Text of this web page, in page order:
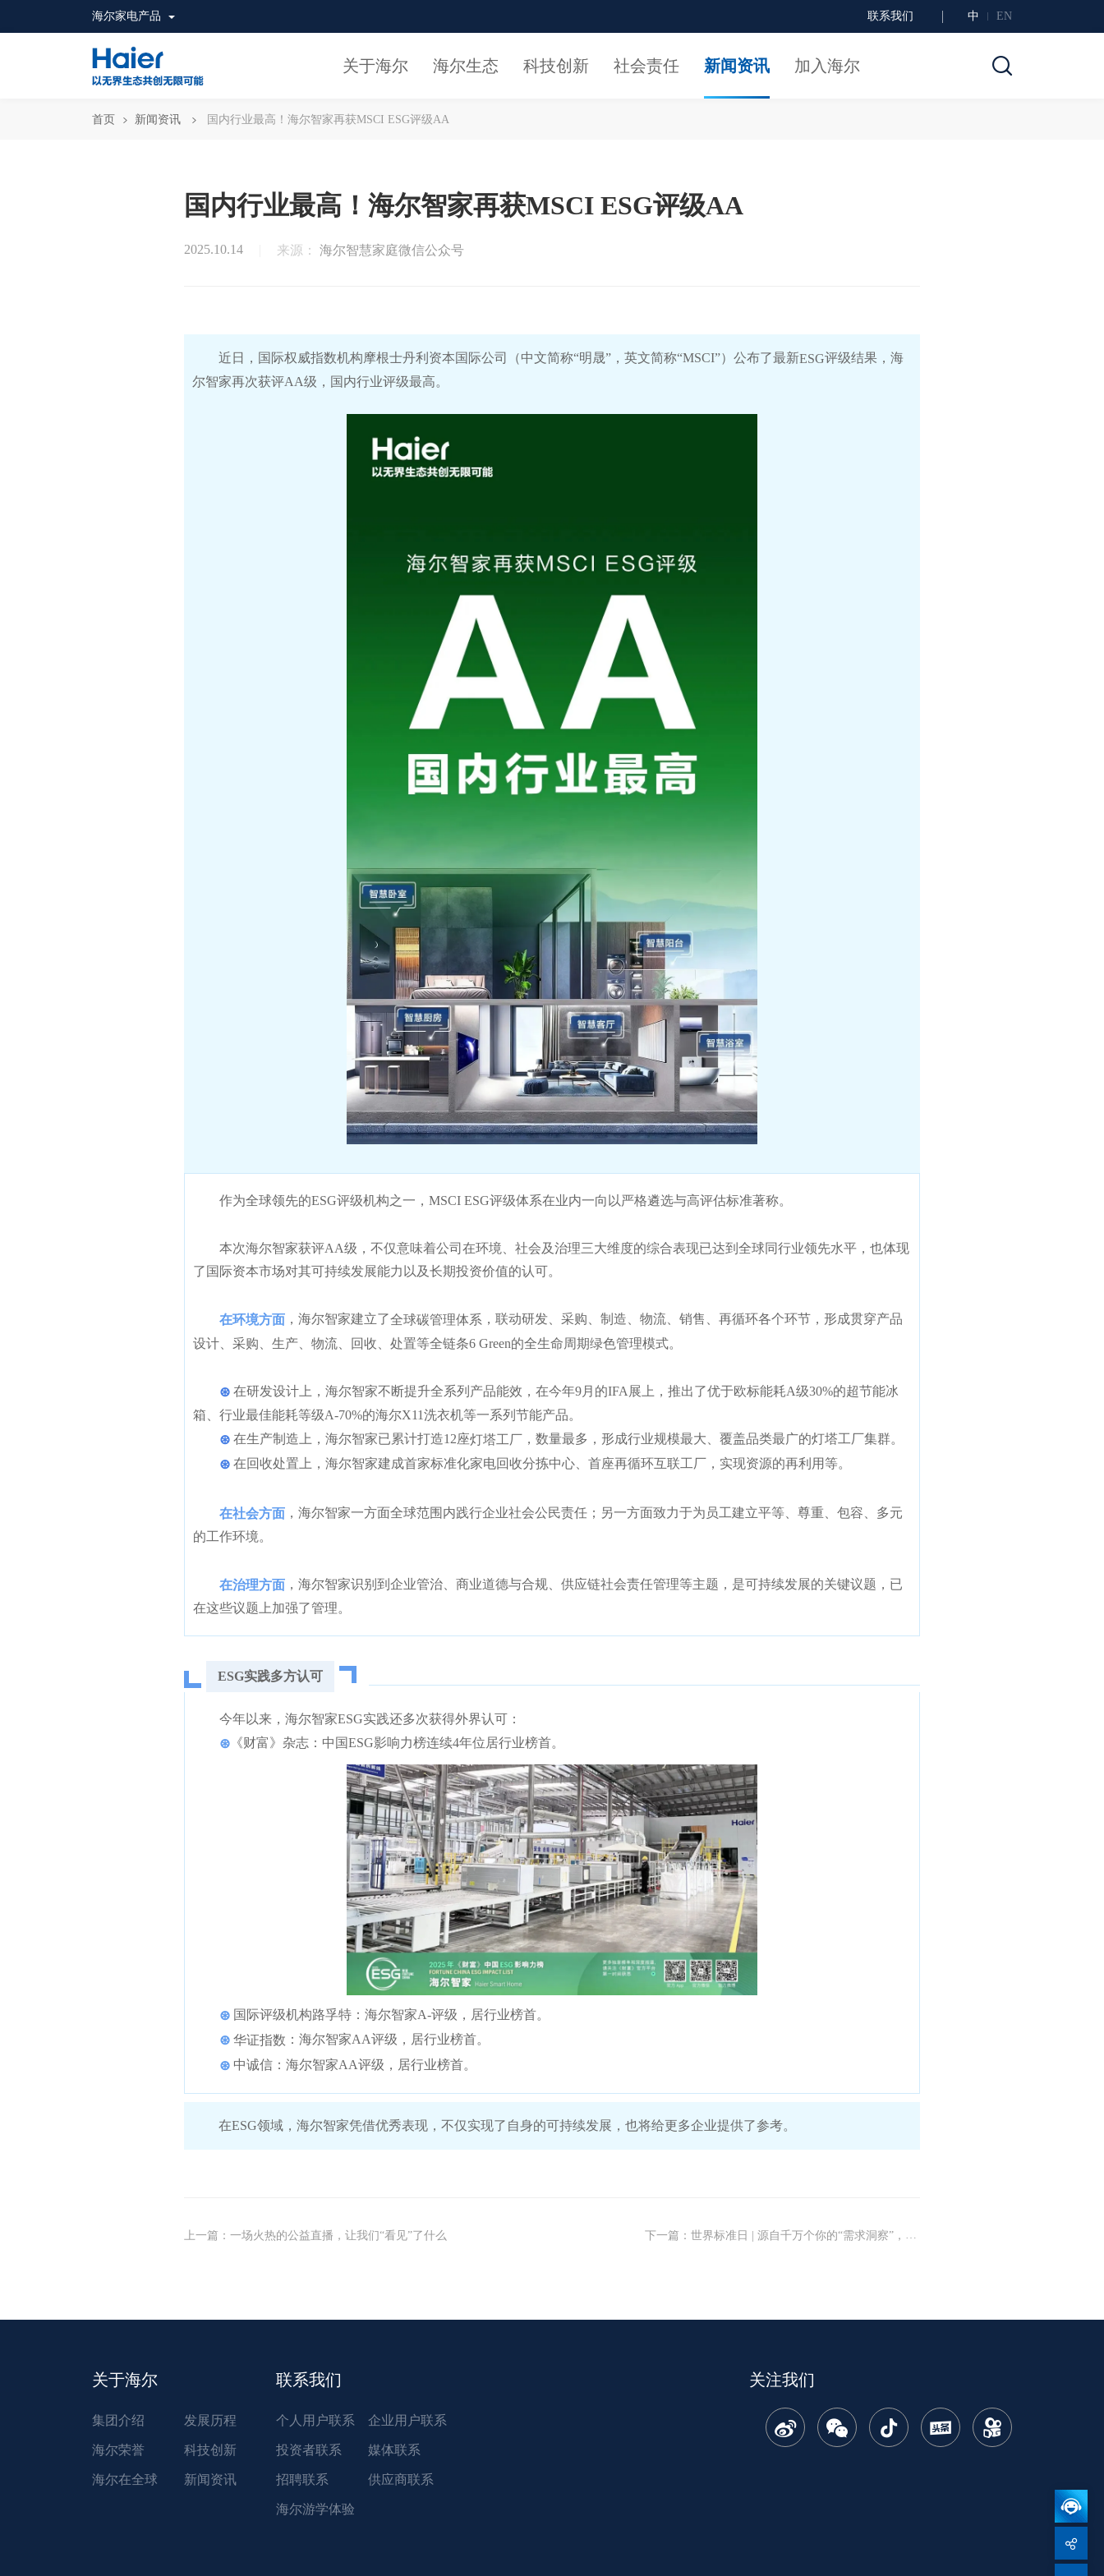
海尔家电产品 联系我们 中 EN
关于海尔 海尔生态 科技创新 社会责任 新闻资讯 加入海尔
首页 新闻资讯 国内行业最高！海尔智家再获MSCI ESG评级AA
国内行业最高！海尔智家再获MSCI ESG评级AA
2025.10.14 来源： 海尔智慧家庭微信公众号
近日，国际权威指数机构摩根士丹利资本国际公司（中文简称“明晟”，英文简称“MSCI”）公布了最新ESG评级结果，海
尔智家再次获评AA级，国内行业评级最高。
作为全球领先的ESG评级机构之一，MSCI ESG评级体系在业内一向以严格遴选与高评估标准著称。
本次海尔智家获评AA级，不仅意味着公司在环境、社会及治理三大维度的综合表现已达到全球同行业领先水平，也体现
了国际资本市场对其可持续发展能力以及长期投资价值的认可。
在环境方面 ，海尔智家建立了全球碳管理体系 ，联动研发、采购、制造、物流、销售、再循环各个环节，形成贯穿产品
设计、采购、生产、物流、回收、处置等全链条6 Green的全生命周期绿色管理模式。
⊛ 在研发设计上，海尔智家不断提升全系列产品能效，在今年9月的IFA展上，推出了优于欧标能耗A级30%的超节能冰
箱、行业最佳能耗等级A-70%的海尔X11洗衣机等一系列节能产品。
⊛ 在生产制造上，海尔智家已累计打造12座灯塔工厂 ，数量最多，形成行业规模最大、覆盖品类最广的灯塔工厂集群。
⊛ 在回收处置上，海尔智家建成首家标准化家电回收分拣中心、首座再循环互联工厂，实现资源的再利用等。
在社会方面 ，海尔智家一方面全球范围内践行企业社会公民责任；另一方面致力于为员工建立平等、尊重、包容、多元
的工作环境。
在治理方面 ，海尔智家识别到企业管治、商业道德与合规、供应链社会责任管理等主题，是可持续发展的关键议题，已
在这些议题上加强了管理。
ESG实践多方认可
今年以来，海尔智家ESG实践还多次获得外界认可：
⊛ 《财富》杂志：中国ESG影响力榜连续4年位居行业榜首。
⊛ 国际评级机构路孚特：海尔智家A-评级，居行业榜首。
⊛ 华证指数 ：海尔智家AA评级，居行业榜首。
⊛ 中诚信：海尔智家AA评级，居行业榜首。
在ESG领域，海尔智家凭借优秀表现，不仅实现了自身的可持续发展，也将给更多企业提供了参考。
上一篇 ： 一场火热的公益直播，让我们“看见”了什么 下一篇 ：世界标准日 | 源自千万个你的“需求洞察”，已成为世界通用语言
关于海尔
集团介绍 发展历程
海尔荣誉 科技创新
海尔在全球 新闻资讯
联系我们
个人用户联系 企业用户联系
投资者联系 媒体联系
招聘联系 供应商联系
海尔游学体验
关注我们